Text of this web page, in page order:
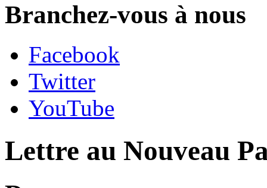
Branchez-vous à nous
Facebook
Twitter
YouTube
Lettre au Nouveau